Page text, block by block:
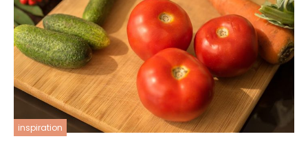
inspiration